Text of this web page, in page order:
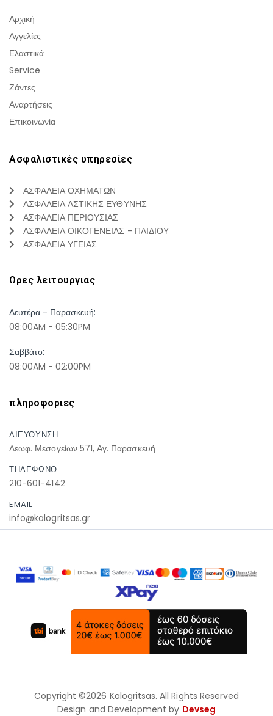
Αρχική
Αγγελίες
Ελαστικά
Service
Ζάντες
Αναρτήσεις
Επικοινωνία
Ασφαλιστικές υπηρεσίες
ΑΣΦΑΛΕΙΑ ΟΧΗΜΑΤΩΝ
ΑΣΦΑΛΕΙΑ ΑΣΤΙΚΗΣ ΕΥΘΥΝΗΣ
ΑΣΦΑΛΕΙΑ ΠΕΡΙΟΥΣΙΑΣ
ΑΣΦΑΛΕΙΑ ΟΙΚΟΓΕΝΕΙΑΣ - ΠΑΙΔΙΟΥ
ΑΣΦΑΛΕΙΑ ΥΓΕΙΑΣ
Ωρες λειτουργιας
Δευτέρα - Παρασκευή:
08:00AM - 05:30PM
Σαββάτο:
08:00AM - 02:00PM
πληροφοριες
ΔΙΕΥΘΥΝΣΗ
Λεωφ. Μεσογείων 571, Αγ. Παρασκευή
ΤΗΛΕΦΩΝΟ
210-601-4142
EMAIL
info@kalogritsas.gr
Copyright ©2026 Kalogritsas. All Rights Reserved
Design and Development by Devseg